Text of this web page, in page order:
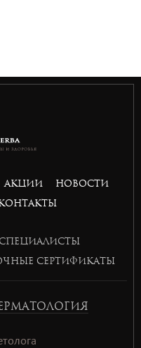
АКЦИИ
НОВОСТИ
СПЕЦИАЛИСТЫ
СЕРТИФИКАТЫ